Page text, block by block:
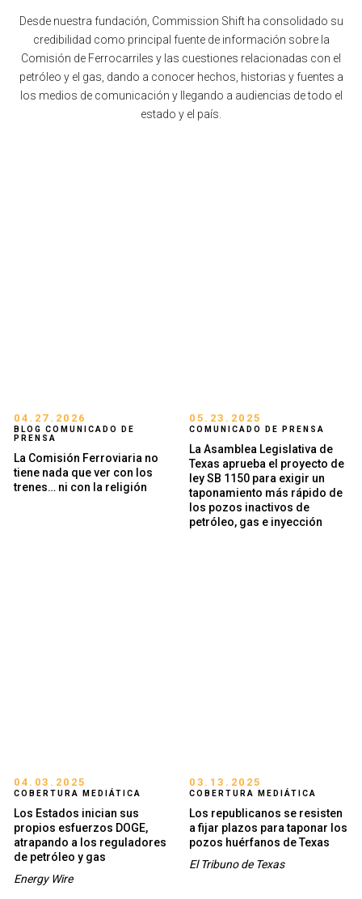
PERSONAL
JUNTA
CARRERAS PROFESIONALES
Desde nuestra fundación, Commission Shift ha consolidado su
credibilidad como principal fuente de información sobre la
Comisión de Ferrocarriles y las cuestiones relacionadas con el
petróleo y el gas, dando a conocer hechos, historias y fuentes a
los medios de comunicación y llegando a audiencias de todo el
estado y el país.
04.27.2026
BLOG COMUNICADO DE
PRENSA
La Comisión Ferroviaria no
tiene nada que ver con los
trenes… ni con la religión
05.23.2025
COMUNICADO DE PRENSA
La Asamblea Legislativa de
Texas aprueba el proyecto de
ley SB 1150 para exigir un
taponamiento más rápido de
los pozos inactivos de
petróleo, gas e inyección
04.03.2025
COBERTURA MEDIÁTICA
Los Estados inician sus
propios esfuerzos DOGE,
atrapando a los reguladores
de petróleo y gas
Energy Wire
03.13.2025
COBERTURA MEDIÁTICA
Los republicanos se resisten
a fijar plazos para taponar los
pozos huérfanos de Texas
El Tribuno de Texas